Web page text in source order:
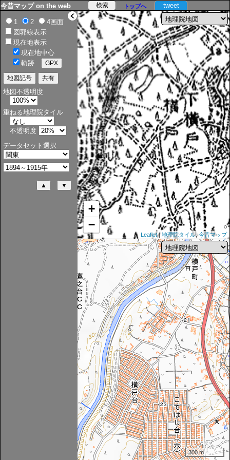
> tweet
今昔マップ on the web トップへ
+
−
Leaflet|地理院タイル,今昔マップ
300 m
1 2
4画面
図郭線表示
現在地表示
現在地中心
軌跡
地図不透明度
重ねる地理院タイル
不透明度
データセット選択